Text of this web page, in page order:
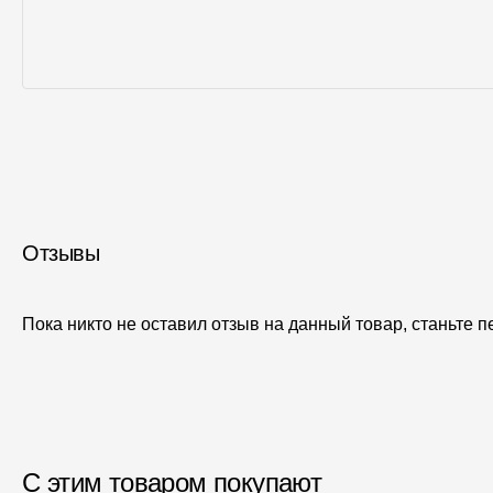
Отзывы
Пока никто не оставил отзыв на данный товар, станьте
С этим товаром покупают